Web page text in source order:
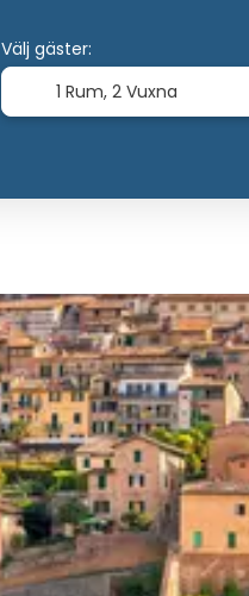
Välj gäster:
1 Rum, 2 Vuxna